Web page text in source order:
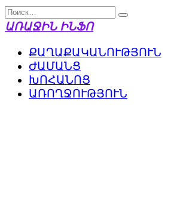
Перейти
к
Search
for:
ԱՌԱՋԻՆ ԻՆՖՈ
ՔԱՂԱՔԱԿԱՆՈՒԹՅՈՒՆ
ԺԱՄԱՆՑ
ԽՈՀԱՆՈՑ
ԱՌՈՂՋՈՒԹՅՈՒՆ